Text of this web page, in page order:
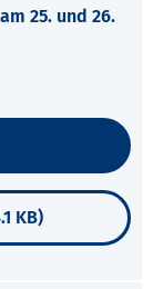
25. und 26.
KB)